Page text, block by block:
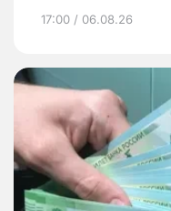
17:00 / 06.08.26